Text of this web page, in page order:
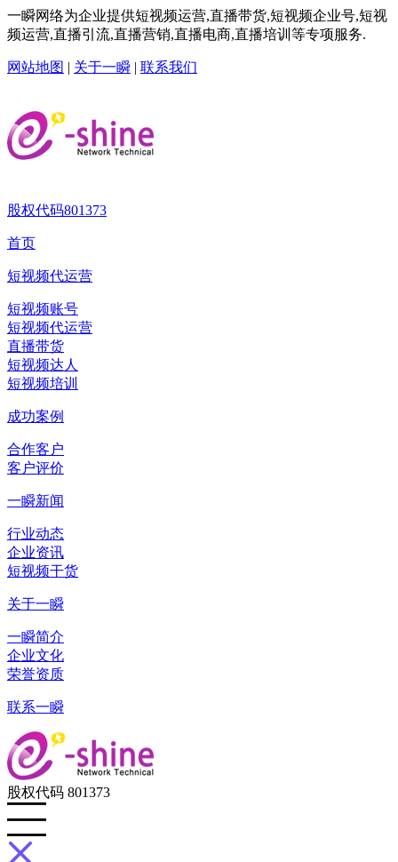
一瞬网络为企业提供短视频运营,直播带货,短视频企业号,短视
频运营,直播引流,直播营销,直播电商,直播培训等专项服务.
网站地图 | 关于一瞬 | 联系我们
股权代码801373
首页
短视频代运营
短视频账号
短视频代运营
直播带货
短视频达人
短视频培训
成功案例
合作客户
客户评价
一瞬新闻
行业动态
企业资讯
短视频干货
关于一瞬
一瞬简介
企业文化
荣誉资质
联系一瞬
股权代码 801373